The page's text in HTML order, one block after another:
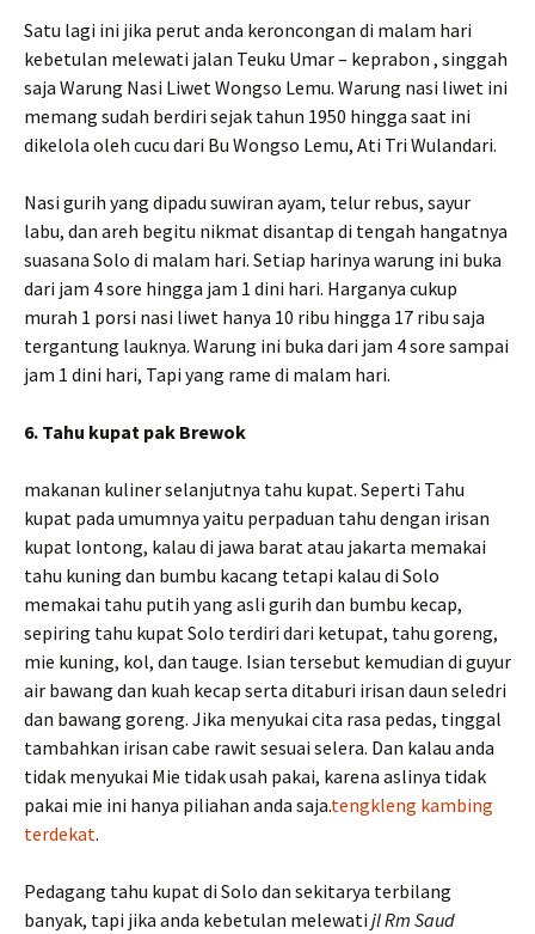
Satu lagi ini jika perut anda keroncongan di malam hari
kebetulan melewati jalan Teuku Umar – keprabon , singgah
saja Warung Nasi Liwet Wongso Lemu. Warung nasi liwet ini
memang sudah berdiri sejak tahun 1950 hingga saat ini
dikelola oleh cucu dari Bu Wongso Lemu, Ati Tri Wulandari.
Nasi gurih yang dipadu suwiran ayam, telur rebus, sayur
labu, dan areh begitu nikmat disantap di tengah hangatnya
suasana Solo di malam hari. Setiap harinya warung ini buka
dari jam 4 sore hingga jam 1 dini hari. Harganya cukup
murah 1 porsi nasi liwet hanya 10 ribu hingga 17 ribu saja
tergantung lauknya. Warung ini buka dari jam 4 sore sampai
jam 1 dini hari, Tapi yang rame di malam hari.
6. Tahu kupat pak Brewok
makanan kuliner selanjutnya tahu kupat. Seperti Tahu
kupat pada umumnya yaitu perpaduan tahu dengan irisan
kupat lontong, kalau di jawa barat atau jakarta memakai
tahu kuning dan bumbu kacang tetapi kalau di Solo
memakai tahu putih yang asli gurih dan bumbu kecap,
sepiring tahu kupat Solo terdiri dari ketupat, tahu goreng,
mie kuning, kol, dan tauge. Isian tersebut kemudian di guyur
air bawang dan kuah kecap serta ditaburi irisan daun seledri
dan bawang goreng. Jika menyukai cita rasa pedas, tinggal
tambahkan irisan cabe rawit sesuai selera. Dan kalau anda
tidak menyukai Mie tidak usah pakai, karena aslinya tidak
pakai mie ini hanya piliahan anda saja.tengkleng kambing
terdekat.
Pedagang tahu kupat di Solo dan sekitarya terbilang
banyak, tapi jika anda kebetulan melewati jl Rm Saud